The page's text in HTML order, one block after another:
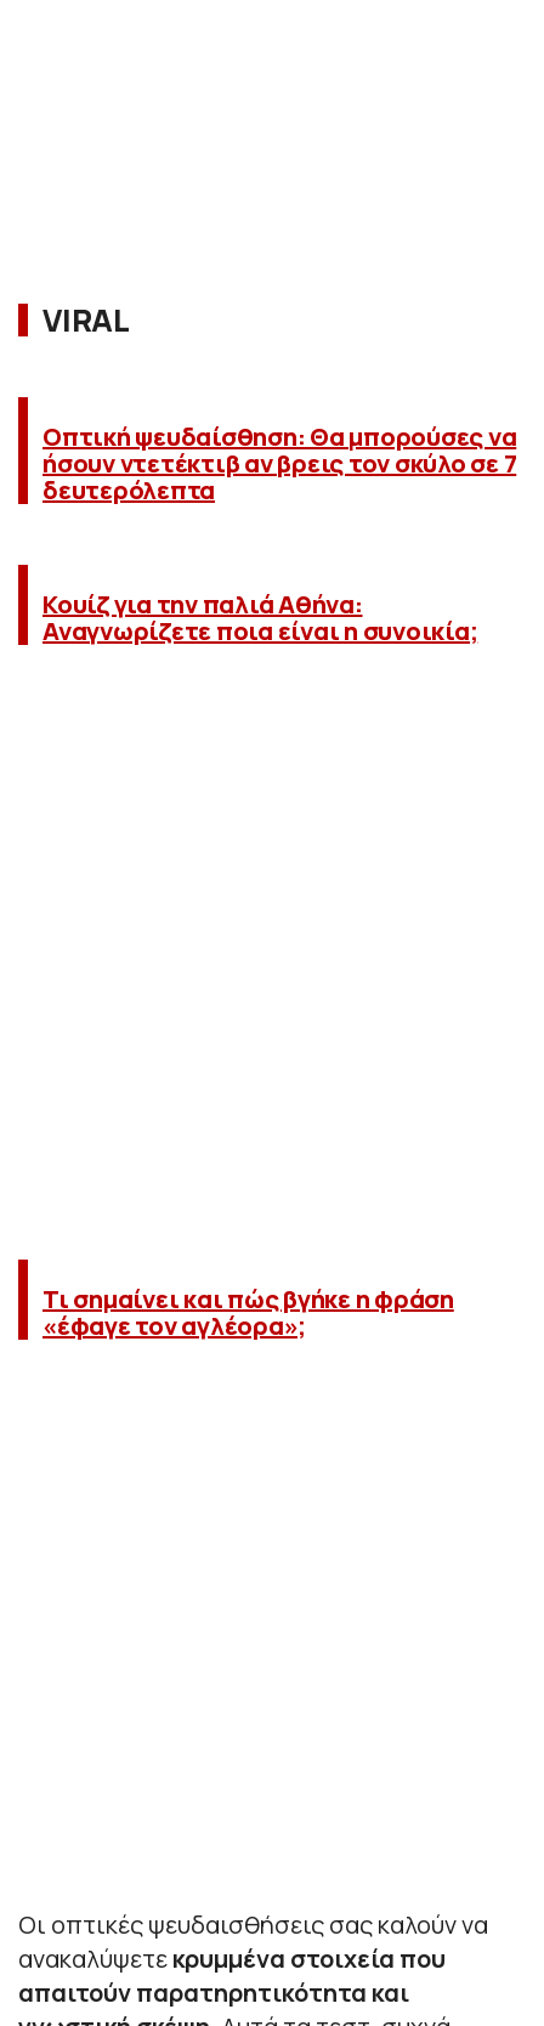
VIRAL
Οπτική ψευδαίσθηση: Θα μπορούσες να
ήσουν ντετέκτιβ αν βρεις τον σκύλο σε 7
δευτερόλεπτα
Κουίζ για την παλιά Αθήνα:
Αναγνωρίζετε ποια είναι η συνοικία;
Τι σημαίνει και πώς βγήκε η φράση
«έφαγε τον αγλέορα»;
Οι οπτικές ψευδαισθήσεις σας καλούν να
ανακαλύψετεκρυμμένα στοιχεία που
απαιτούν παρατηρητικότητα και